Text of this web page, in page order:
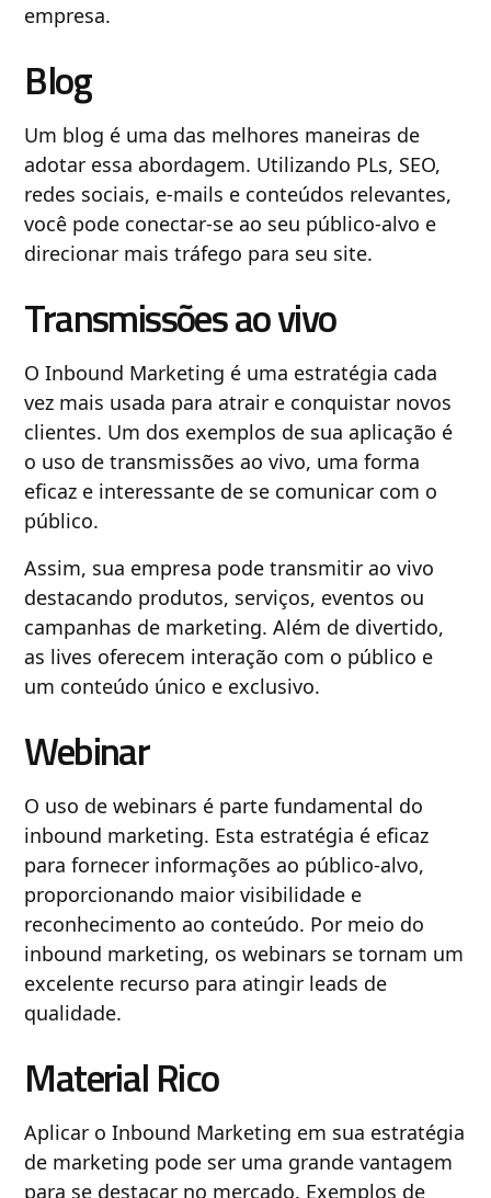
empresa.
Blog
Um blog é uma das melhores maneiras de
adotar essa abordagem. Utilizando PLs, SEO,
redes sociais, e-mails e conteúdos relevantes,
você pode conectar-se ao seu público-alvo e
direcionar mais tráfego para seu site.
Transmissões ao vivo
O Inbound Marketing é uma estratégia cada
vez mais usada para atrair e conquistar novos
clientes. Um dos exemplos de sua aplicação é
o uso de transmissões ao vivo, uma forma
eficaz e interessante de se comunicar com o
público.
Assim, sua empresa pode transmitir ao vivo
destacando produtos, serviços, eventos ou
campanhas de marketing. Além de divertido,
as lives oferecem interação com o público e
um conteúdo único e exclusivo.
Webinar
O uso de webinars é parte fundamental do
inbound marketing. Esta estratégia é eficaz
para fornecer informações ao público-alvo,
proporcionando maior visibilidade e
reconhecimento ao conteúdo. Por meio do
inbound marketing, os webinars se tornam um
excelente recurso para atingir leads de
qualidade.
Material Rico
Aplicar o Inbound Marketing em sua estratégia
de marketing pode ser uma grande vantagem
para se destacar no mercado. Exemplos de